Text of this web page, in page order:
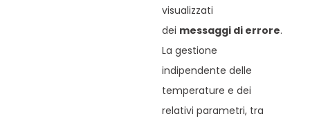
visualizzati
dei messaggi di errore.
La gestione
indipendente delle
temperature e dei
relativi parametri, tra